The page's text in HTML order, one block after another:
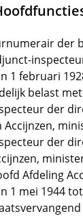
der
1 februari
belast
der
Accijnzen,
der
Afdeling
1 mei 1944